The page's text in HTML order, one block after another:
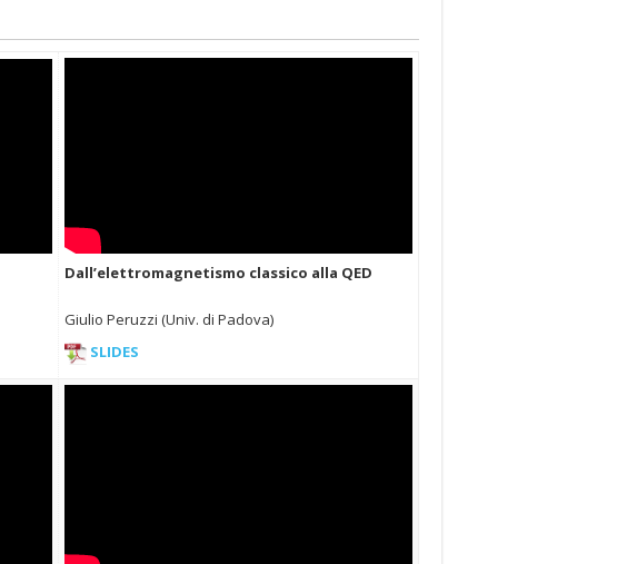
Dall’elettromagnetismo classico alla QED
Giulio Peruzzi (Univ. di Padova)
SLIDES